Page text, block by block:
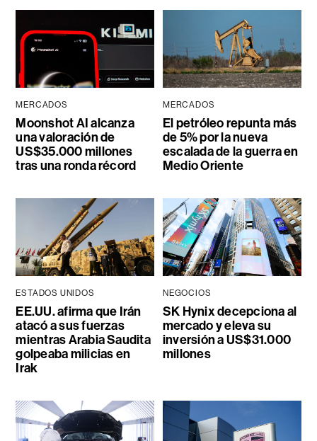
MERCADOS
Moonshot AI alcanza
una valoración de
US$35.000 millones
tras una ronda récord
MERCADOS
El petróleo repunta más
de 5% por la nueva
escalada de la guerra en
Medio Oriente
ESTADOS UNIDOS
EE.UU. afirma que Irán
atacó a sus fuerzas
mientras Arabia Saudita
golpeaba milicias en
Irak
NEGOCIOS
SK Hynix decepciona al
mercado y eleva su
inversión a US$31.000
millones